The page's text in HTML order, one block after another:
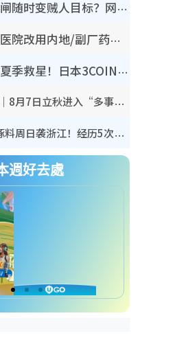
装修拆铁闸随时变贼人目标？网友揭2大关键用途：装新款等于白装？附新旧铁闸分别
网传公立医院改用内地/副厂药？医生拆解正副厂分别，揭4类人换药随时出事
怕虫人士夏季救星！日本3COINS爆红驱虫神器$45起 1招“全程免触碰”轻松搞定小强
立秋2026｜8月7日立秋进入“多事之秋” 3件事不可做！专家教6招开运 清杂物／钱包纳气接好运
台风白海豚料周日袭浙江！经历5次“眼壁置换”极罕见 成登陆内地最长途台风
週好去處